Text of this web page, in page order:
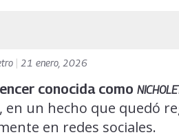
21 enero, 2026
conocida como
en un hecho que quedó
en redes sociales.